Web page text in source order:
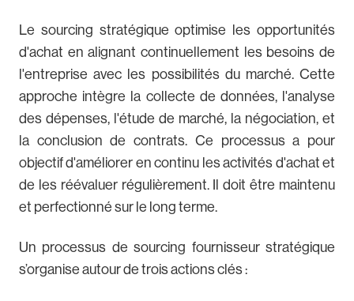
Le sourcing stratégique optimise les opportunités
d'achat en alignant continuellement les besoins de
l'entreprise avec les possibilités du marché. Cette
approche intègre la collecte de données, l'analyse
des dépenses, l'étude de marché, la négociation, et
la conclusion de contrats. Ce processus a pour
objectif d'améliorer en continu les activités d'achat et
de les réévaluer régulièrement. Il doit être maintenu
et perfectionné sur le long terme.
Un processus de sourcing fournisseur stratégique
s’organise autour de trois actions clés :